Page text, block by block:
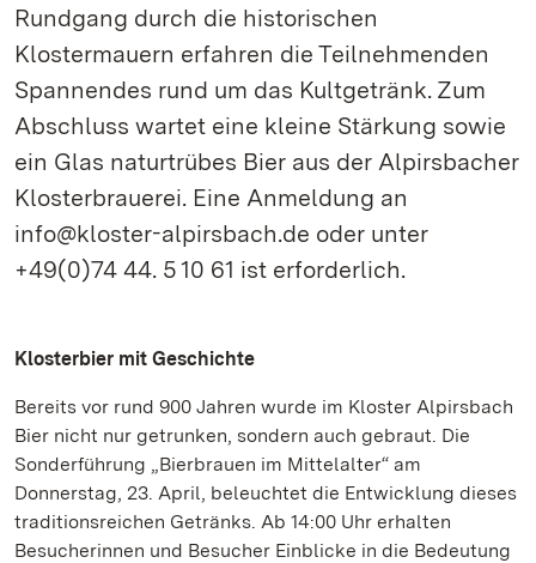
Rundgang durch die historischen
Klostermauern erfahren die Teilnehmenden
Spannendes rund um das Kultgetränk. Zum
Abschluss wartet eine kleine Stärkung sowie
ein Glas naturtrübes Bier aus der Alpirsbacher
Klosterbrauerei. Eine Anmeldung an
info@kloster-alpirsbach.de oder unter
+49(0)74 44. 5 10 61 ist erforderlich.
Klosterbier mit Geschichte
Bereits vor rund 900 Jahren wurde im Kloster Alpirsbach
Bier nicht nur getrunken, sondern auch gebraut. Die
Sonderführung „Bierbrauen im Mittelalter“ am
Donnerstag, 23. April, beleuchtet die Entwicklung dieses
traditionsreichen Getränks. Ab 14:00 Uhr erhalten
Besucherinnen und Besucher Einblicke in die Bedeutung